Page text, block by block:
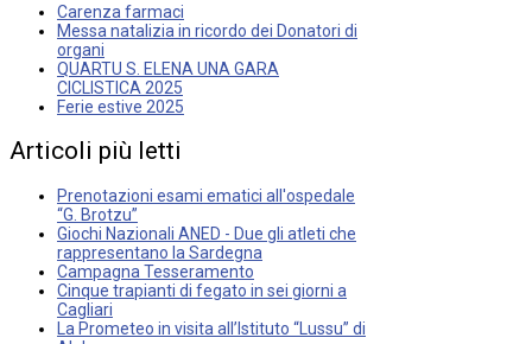
Carenza farmaci
Messa natalizia in ricordo dei Donatori di
organi
QUARTU S. ELENA UNA GARA
CICLISTICA 2025
Ferie estive 2025
Articoli più letti
Prenotazioni esami ematici all'ospedale
“G. Brotzu”
Giochi Nazionali ANED - Due gli atleti che
rappresentano la Sardegna
Campagna Tesseramento
Cinque trapianti di fegato in sei giorni a
Cagliari
La Prometeo in visita all’Istituto “Lussu” di